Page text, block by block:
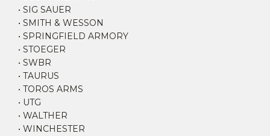
• SIG SAUER
• SMITH & WESSON
• SPRINGFIELD ARMORY
• STOEGER
• SWBR
• TAURUS
• TOROS ARMS
• UTG
• WALTHER
• WINCHESTER